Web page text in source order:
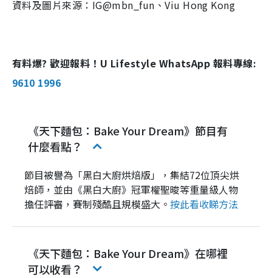
資料及圖片來源：IG@mbn_fun、Viu Hong Kong
有料爆? 歡迎報料！U Lifestyle WhatsApp 報料專線:
9610 1996
《天下麵包：Bake Your Dream》節目有
什麼看點？
節目被譽為「黑白大廚烘焙版」，集結72位頂尖烘
焙師，並由《黑白大廚》冠軍權聖晙等重量級人物
擔任評審，賽制殘酷且規模盛大。 按此看收睇方法
《天下麵包：Bake Your Dream》在哪裡
可以收看？